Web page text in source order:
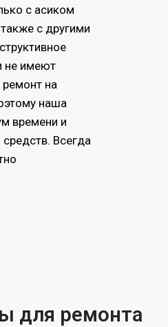
с асиком
с другими
не имеют
на
наша
времени и
Всегда
для ремонта